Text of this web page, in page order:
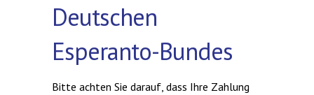
Deutschen
Esperanto-Bundes
Bitte achten Sie darauf, dass Ihre Zahlung